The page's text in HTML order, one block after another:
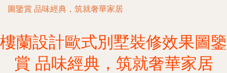
圖鑒賞 品味經典，筑就奢華家居
樓蘭設計歐式別墅裝修效果圖鑒
賞 品味經典，筑就奢華家居